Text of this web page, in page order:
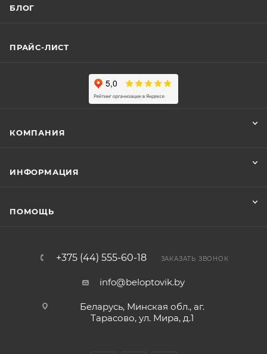
БЛОГ
ПРАЙС-ЛИСТ
КОМПАНИЯ
ИНФОРМАЦИЯ
ПОМОЩЬ
+375 (44) 555-60-18 ЗАКАЗАТЬ ЗВОНОК
info@beloptovik.by
Беларусь, Минская обл., аг.
Тарасово, ул. Мира, д.1